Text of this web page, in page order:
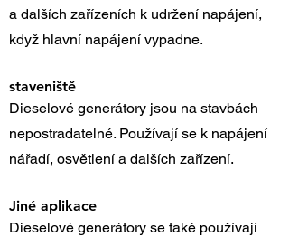
a dalších zařízeních k udržení napájení,
když hlavní napájení vypadne.
staveniště
Dieselové generátory jsou na stavbách
nepostradatelné. Používají se k napájení
nářadí, osvětlení a dalších zařízení.
Jiné aplikace
Dieselové generátory se také používají